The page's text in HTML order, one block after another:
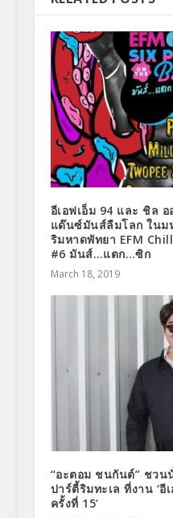
อีเอฟเอ็ม 94 และ ชิล
แด๊นซ์มันส์ลืมโลก ในม
ริมหาดพัทยา EFM
#6 มันส์…แตก…ซิก
March 18, 2019
“อะตอม ชนกันต์” ชวนนั่
ปาร์ตี้ริมทะเล ที่งาน ‘
ครั้งที่ 15’